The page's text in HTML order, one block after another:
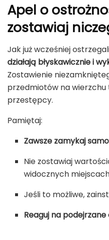
Apel o
zostawiaj
Jak już wcześniej
działają błyskawicznie i
Zostawienie
przedmiotów na
przestępcy.
Pamiętaj:
Zawsze zamykaj
Nie zostawiaj
widocznych
Jeśli to możliwe,
Reaguj na